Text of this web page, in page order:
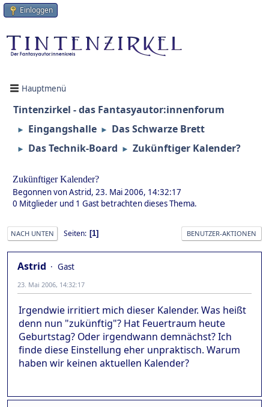
Einloggen
Hauptmenü
Tintenzirkel - das Fantasyautor:innenforum
► Eingangshalle ► Das Schwarze Brett
► Das Technik-Board ► Zukünftiger Kalender?
Zukünftiger Kalender?
Begonnen von Astrid, 23. Mai 2006, 14:32:17
0 Mitglieder und 1 Gast betrachten dieses Thema.
NACH UNTEN Seiten 1 BENUTZER-AKTIONEN
Astrid Gast
23. Mai 2006, 14:32:17
Irgendwie irritiert mich dieser Kalender. Was heißt
denn nun "zukünftig"? Hat Feuertraum heute
Geburtstag? Oder irgendwann demnächst? Ich
finde diese Einstellung eher unpraktisch. Warum
haben wir keinen aktuellen Kalender?